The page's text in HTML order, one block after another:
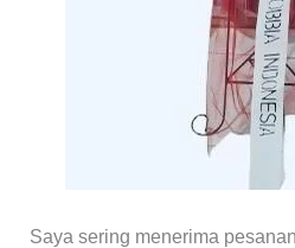
Saya sering menerima